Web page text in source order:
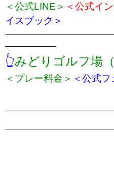
＜公式LINE＞ ＜公式イ
イスブック＞
——————-
👆みどりゴルフ場
＜プレー料金＞ ＜公式